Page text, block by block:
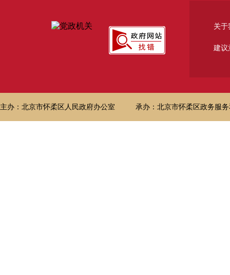
关于
建议
主办：北京市怀柔区人民政府办公室 承办：北京市怀柔区政务服